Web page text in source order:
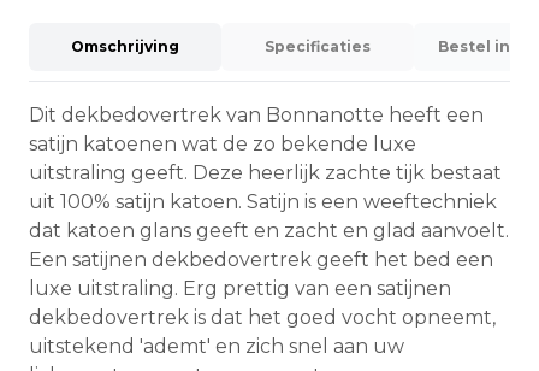
Omschrijving Specificaties Bestel
Dit dekbedovertrek van Bonnanotte heeft een
satijn katoenen wat de zo bekende luxe
uitstraling geeft. Deze heerlijk zachte tijk bestaat
uit 100% satijn katoen. Satijn is een weeftechniek
dat katoen glans geeft en zacht en glad aanvoelt.
Een satijnen dekbedovertrek geeft het bed een
luxe uitstraling. Erg prettig van een satijnen
dekbedovertrek is dat het goed vocht opneemt,
uitstekend 'ademt' en zich snel aan uw